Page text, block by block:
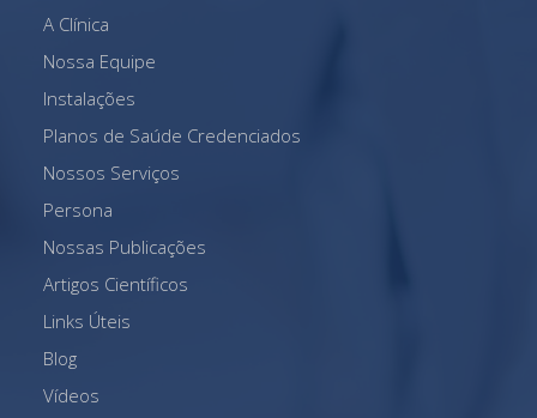
A Clínica
Nossa Equipe
Instalações
Planos de Saúde Credenciados
Nossos Serviços
Persona
Nossas Publicações
Artigos Científicos
Links Úteis
Blog
Vídeos